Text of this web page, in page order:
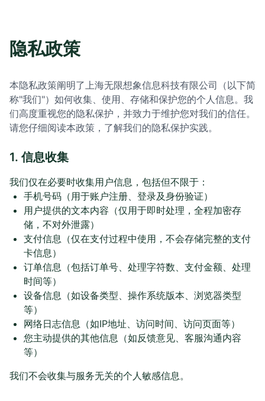
隐私政策
本隐私政策阐明了上海无限想象信息科技有限公司 （以下简
称"我们"）如何收集、使用、存储和保护您的个人信息。我
们高度重视您的隐私保护，并致力于维护您对我们的信任。
请您仔细阅读本政策，了解我们的隐私保护实践。
1. 信息收集
我们仅在必要时收集用户信息，包括但不限于：
手机号码（用于账户注册、登录及身份验证）
用户提供的文本内容（仅用于即时处理，全程加密存
储，不对外泄露）
支付信息（仅在支付过程中使用，不会存储完整的支付
卡信息）
订单信息（包括订单号、处理字符数、支付金额、处理
时间等）
设备信息（如设备类型、操作系统版本、浏览器类型
等）
网络日志信息（如IP地址、访问时间、访问页面等）
您主动提供的其他信息（如反馈意见、客服沟通内容
等）
我们不会收集与服务无关的个人敏感信息。